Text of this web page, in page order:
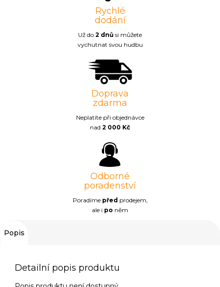
Rychlé
dodání
Už do 2 dnů si můžete
vychutnat svou hudbu
Doprava
zdarma
Neplatíte při objednávce
nad 2 000 Kč
Odborné
poradenství
Poradíme před prodejem,
ale i po něm
Popis
Detailní popis produktu